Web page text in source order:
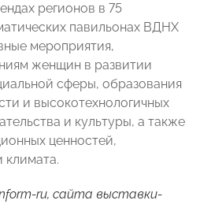
регионов в 75
павильонах ВДНХ
мероприятия,
женщин в развитии
сферы, образования
и высокотехнологичных
и культуры, а также
ценностей,
климата.
ru, сайта выставки-